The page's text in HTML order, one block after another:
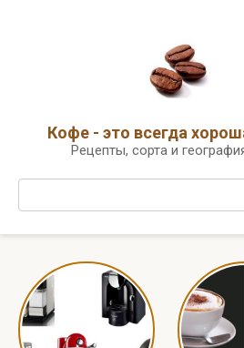
Кофе - это всегда
Рецепты, сорта и